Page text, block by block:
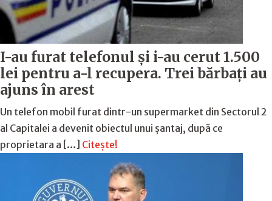
I-au furat telefonul și i-au cerut 1.500
lei pentru a-l recupera. Trei bărbați au
ajuns în arest
Un telefon mobil furat dintr-un supermarket din Sectorul 2
al Capitalei a devenit obiectul unui șantaj, după ce
proprietara a […] Citește!